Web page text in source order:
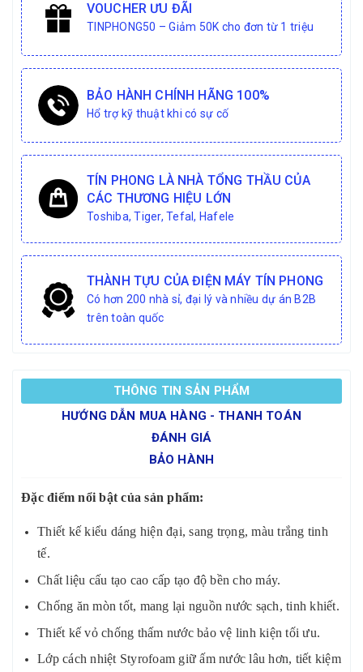
VOUCHER ƯU ĐÃI
TINPHONG50 – Giảm 50K cho đơn từ 1 triệu
BẢO HÀNH CHÍNH HÃNG 100%
Hổ trợ kỹ thuật khi có sự cố
TÍN PHONG LÀ NHÀ TỔNG THẦU CỦA
CÁC THƯƠNG HIỆU LỚN
Toshiba, Tiger, Tefal, Hafele
THÀNH TỰU CỦA ĐIỆN MÁY TÍN PHONG
Có hơn 200 nhà sỉ, đại lý và nhiều dự án B2B
trên toàn quốc
THÔNG TIN SẢN PHẨM
HƯỚNG DẪN MUA HÀNG - THANH TOÁN
ĐÁNH GIÁ
BẢO HÀNH
Đặc điểm nổi bật của sản phẩm:
Thiết kế kiểu dáng hiện đại, sang trọng, màu trắng tinh
tế.
Chất liệu cấu tạo cao cấp tạo độ bền cho máy.
Chống ăn mòn tốt, mang lại nguồn nước sạch, tinh khiết.
Thiết kế vỏ chống thấm nước bảo vệ linh kiện tối ưu.
Lớp cách nhiệt Styrofoam giữ ấm nước lâu hơn, tiết kiệm